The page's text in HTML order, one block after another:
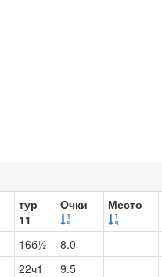
тур
11
Очки Место
16б½ 8.0
22ч1 9.5